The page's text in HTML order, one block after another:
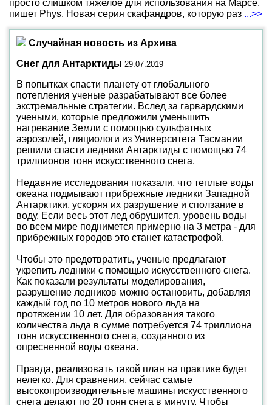
просто слишком тяжелое для использования на Марсе,
пишет Phys. Новая серия скафандров, которую раз ...>>
Случайная новость из Архива
Снег для Антарктиды 29.07.2019
В попытках спасти планету от глобального
потепления ученые разрабатывают все более
экстремальные стратегии. Вслед за гарвардскими
учеными, которые предложили уменьшить
нагревание Земли с помощью сульфатных
аэрозолей, гляциологи из Университета Тасмании
решили спасти ледники Антарктиды с помощью 74
триллионов тонн искусственного снега.
Недавние исследования показали, что теплые воды
океана подмывают прибрежные ледники Западной
Антарктики, ускоряя их разрушение и сползание в
воду. Если весь этот лед обрушится, уровень воды
во всем мире поднимется примерно на 3 метра - для
прибрежных городов это станет катастрофой.
Чтобы это предотвратить, ученые предлагают
укрепить ледники с помощью искусственного снега.
Как показали результаты моделирования,
разрушение ледников можно остановить, добавляя
каждый год по 10 метров нового льда на
протяжении 10 лет. Для образования такого
количества льда в сумме потребуется 74 триллиона
тонн искусственного снега, созданного из
опресненной воды океана.
Правда, реализовать такой план на практике будет
нелегко. Для сравнения, сейчас самые
высокопроизводительные машины искусственного
снега делают по 20 тонн снега в минуту. Чтобы